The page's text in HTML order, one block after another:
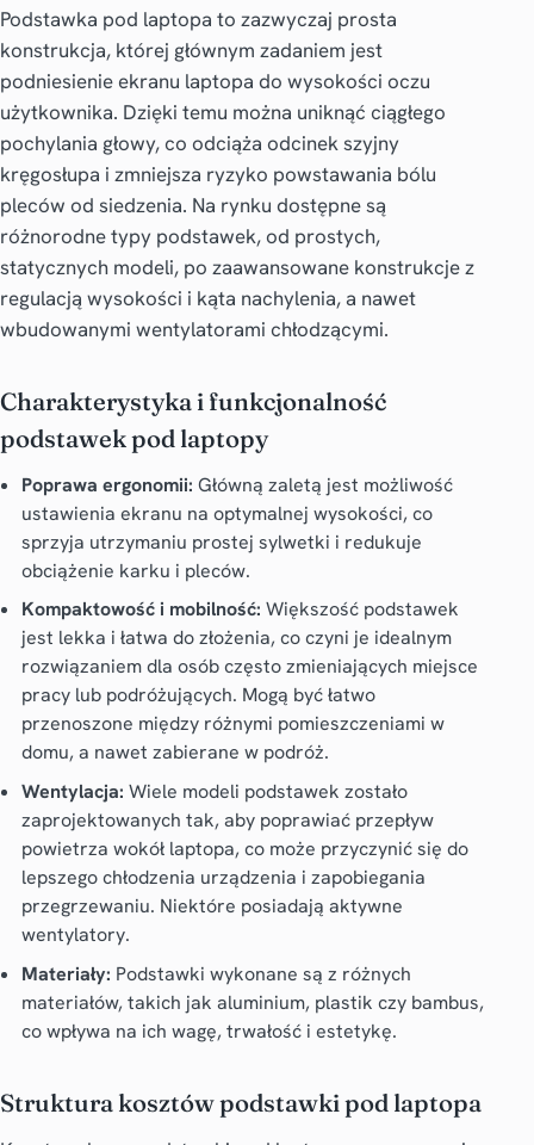
Podstawka pod laptopa to zazwyczaj prosta
konstrukcja, której głównym zadaniem jest
podniesienie ekranu laptopa do wysokości oczu
użytkownika. Dzięki temu można uniknąć ciągłego
pochylania głowy, co odciąża odcinek szyjny
kręgosłupa i zmniejsza ryzyko powstawania bólu
pleców od siedzenia. Na rynku dostępne są
różnorodne typy podstawek, od prostych,
statycznych modeli, po zaawansowane konstrukcje z
regulacją wysokości i kąta nachylenia, a nawet
wbudowanymi wentylatorami chłodzącymi.
Charakterystyka i funkcjonalność
podstawek pod laptopy
Poprawa ergonomii: Główną zaletą jest możliwość
ustawienia ekranu na optymalnej wysokości, co
sprzyja utrzymaniu prostej sylwetki i redukuje
obciążenie karku i pleców.
Kompaktowość i mobilność: Większość podstawek
jest lekka i łatwa do złożenia, co czyni je idealnym
rozwiązaniem dla osób często zmieniających miejsce
pracy lub podróżujących. Mogą być łatwo
przenoszone między różnymi pomieszczeniami w
domu, a nawet zabierane w podróż.
Wentylacja: Wiele modeli podstawek zostało
zaprojektowanych tak, aby poprawiać przepływ
powietrza wokół laptopa, co może przyczynić się do
lepszego chłodzenia urządzenia i zapobiegania
przegrzewaniu. Niektóre posiadają aktywne
wentylatory.
Materiały: Podstawki wykonane są z różnych
materiałów, takich jak aluminium, plastik czy bambus,
co wpływa na ich wagę, trwałość i estetykę.
Struktura kosztów podstawki pod laptopa